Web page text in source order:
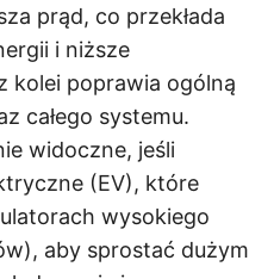
prąd, co przekłada
i niższe
kolei poprawia ogólną
całego systemu.
widoczne, jeśli
(EV), które
wysokiego
aby sprostać dużym